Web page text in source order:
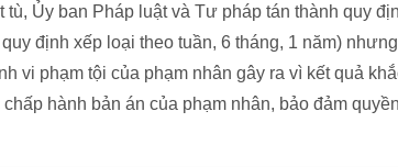
tù, Ủy ban Pháp luật và Tư pháp tán thành quy
định xếp loại theo tuần, 6 tháng, 1 năm)
vi phạm tội của phạm nhân gây ra vì kết quả
hành bản án của phạm nhân, bảo đảm